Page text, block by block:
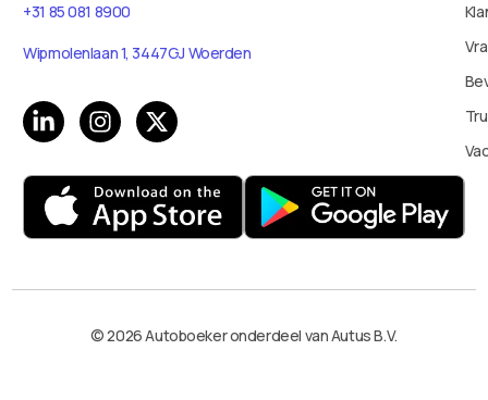
+31 85 081 8900
Wipmolenlaan 1, 3447GJ Woerden
© 2026 Autoboeker onderdeel van Autus B.V.